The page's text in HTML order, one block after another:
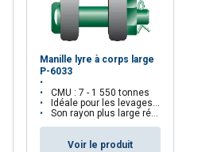
Manille lyre à corps large
P-6033
CMU : 7 - 1 550 tonnes
Idéale pour les levages lourds
Son rayon plus large réduit l'usure
Voir le produit